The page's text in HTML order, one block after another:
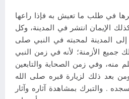
في طلب ما تعيش به فإذا راعها
الإيمان انتشر في المدينة، وكل
المدينة لمحبته في النبي صلى
جميع الأزمنة؛ لأنه في زمن النبي
منه، وفي زمن الصحابة والتابعين
ومن بعد ذلك لزيارة قبره صلى الله
. والتبرك بمشاهدة آثاره وآثار